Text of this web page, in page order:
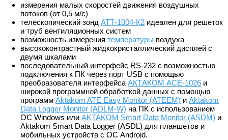
измерения малых скоростей движения воздушных
потоков (от 0,5 м/с)
телескопический зонд АТТ-1004-К2 идеален для решеток
и труб вентиляционных систем
возможность измерения температуры воздуха
высококонтрастный жидкокристаллический дисплей с
двумя шкалами
последовательный интерфейс RS-232 с возможностью
подключения к ПК через порт USB с помощью
преобразователя интерфейса АКТАКОМ АСЕ-1026 и
широкой программной обработкой данных с помощью
программ Aktakom ATE Easy Monitor (ATEEM) и Aktakom
Data Logger Monitor (ADLM-W) на ПК с использованием
ОС Windows или AKTAKOM Smart Data Monitor (ASDM) и
Aktakom Smart Data Logger (ASDL) для планшетов и
мобильных устройств с ОС Android.